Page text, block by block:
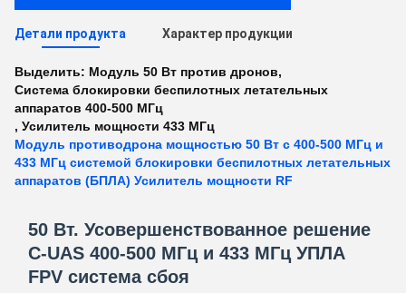
Детали продукта Характер продукции
Выделить: Модуль 50 Вт против дронов,
Система блокировки беспилотных летательных
аппаратов 400-500 МГц
, Усилитель мощности 433 МГц
Модуль противодрона мощностью 50 Вт с 400-500 МГц и
433 МГц системой блокировки беспилотных летательных
аппаратов (БПЛА) Усилитель мощности RF
50 Вт. Усовершенствованное решение
C-UAS 400-500 МГц и 433 МГц УПЛА
FPV система сбоя